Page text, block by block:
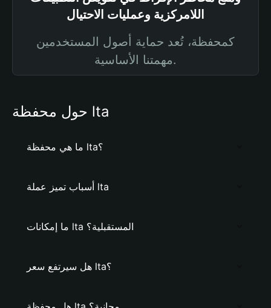
اللامركزية وعمليات الاحتيال
كمحفظة، تُعد حماية أصول المستخدمين
مهمتنا الأساسية.
حول محفظة lta
ما هي محفظة lta؟
أسباب تميز عملة lta
ما إمكانات lta المستقبلية؟
هل سيرتفع سعر lta؟